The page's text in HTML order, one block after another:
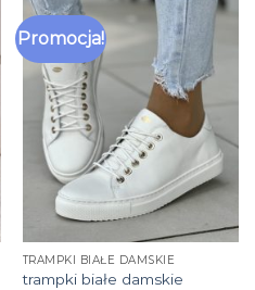
Promocja!
TRAMPKI BIAŁE DAMSKIE
trampki białe damskie